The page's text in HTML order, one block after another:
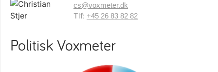
cs@voxmeter.dk
Tlf: +45 26 83 82 82
Politisk Voxmeter